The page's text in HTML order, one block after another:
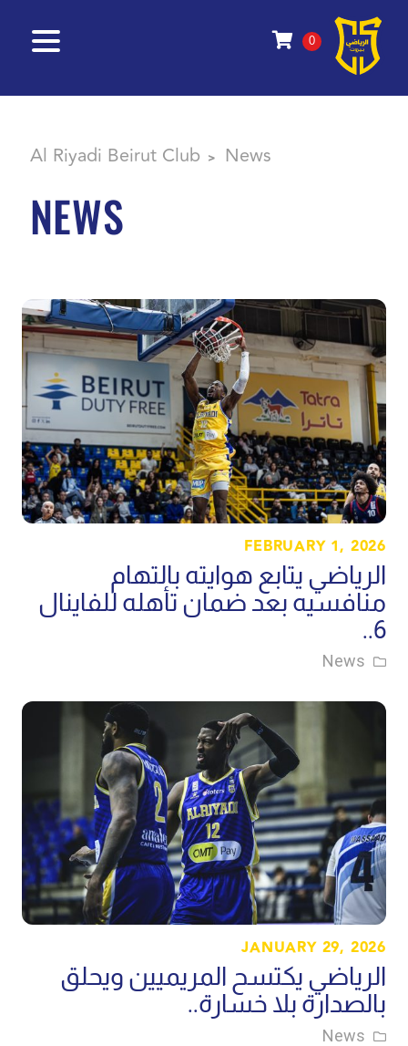
0
Al Riyadi Beirut Club > News
NEWS
FEBRUARY 1, 2026
الرياضي يتابع هوايته بالتهام
منافسيه بعد ضمان تأهله للفاينال
6..
News
JANUARY 29, 2026
الرياضي يكتسح المريميين ويحلق
بالصدارة بلا خسارة..
News